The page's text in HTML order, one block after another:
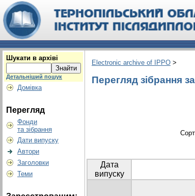
Шукати в архіві
Детальніший пошук
Домівка
Перегляд
Фонди
та зібрання
Дати випуску
Автори
Заголовки
Теми
Electronic archive of IPPO >
Перегляд зібрання
Дата
випуску